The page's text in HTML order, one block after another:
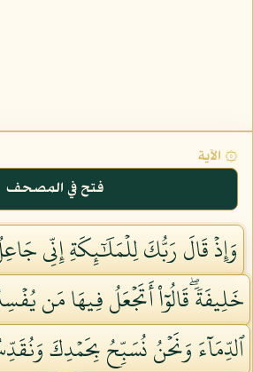
۞ الآية
فتح في المصحف
وَإِذۡ قَالَ رَبُّكَ لِلۡمَلَٰٓئِكَةِ إِنِّي
خَلِيفَةٗۖ قَالُوٓاْ أَتَجۡعَلُ فِيهَا مَن
ٱلدِّمَآءَ وَنَحۡنُ نُسَبِّحُ بِحَمۡدِكَ